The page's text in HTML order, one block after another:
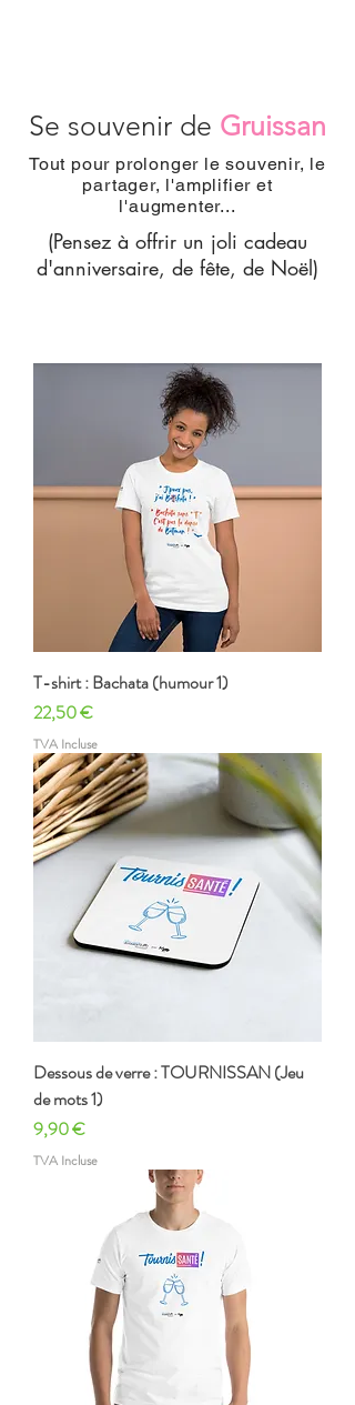
Se souvenir de Gruissan
Tout pour prolonger le souvenir, le
partager, l'amplifier et
l'augmenter...
(Pensez à offrir un joli cadeau
d'anniversaire, de fête, de Noël)
T-shirt : Bachata (humour 1)
Prix
22,50 €
TVA Incluse
Dessous de verre : TOURNISSAN (Jeu
de mots 1)
Prix
9,90 €
TVA Incluse